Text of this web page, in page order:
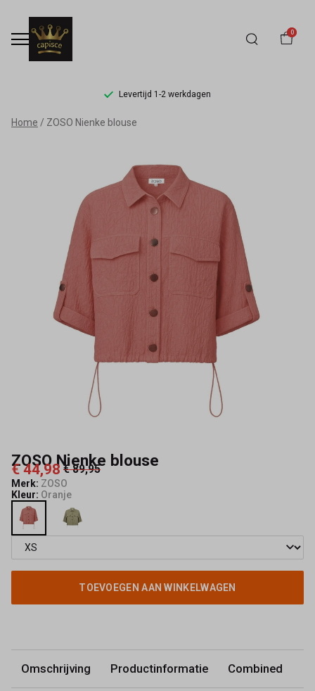
0
Levertijd 1-2 werkdagen
ZOSO
Capisce
Mode
Home ZOSO Nienke blouse
ZOSO Nienke blouse
€ 44,98 € 89,95
Merk: ZOSO
Kleur: Oranje
TOEVOEGEN AAN WINKELWAGEN
Omschrijving Productinformatie Combined